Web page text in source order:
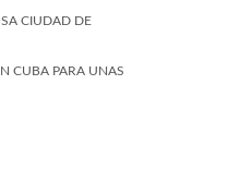
CIUDAD DE
CUBA PARA UNAS